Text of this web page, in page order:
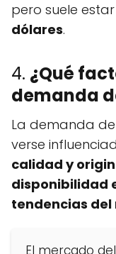
pero suele
dólares.
4. ¿Qué
demanda
La demanda
verse
calidad y
disponibilidad
tendencias
El mercado